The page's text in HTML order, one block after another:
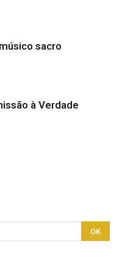
sacro
à Verdade